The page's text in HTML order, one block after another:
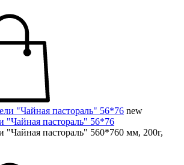
new
"Чайная пастораль" 56*76
"Чайная пастораль" 560*760 мм, 200г,